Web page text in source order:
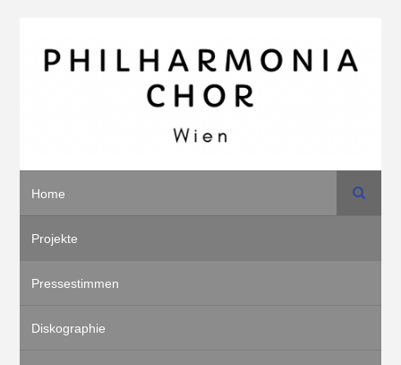
Home
Projekte
Pressestimmen
Diskographie
Suche